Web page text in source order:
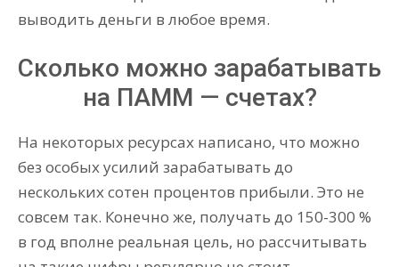
выводить деньги в любое время.
Сколько можно зарабатывать
на ПАММ — счетах?
На некоторых ресурсах написано, что можно
без особых усилий зарабатывать до
нескольких сотен процентов прибыли. Это не
совсем так. Конечно же, получать до 150-300 %
в год вполне реальная цель, но рассчитывать